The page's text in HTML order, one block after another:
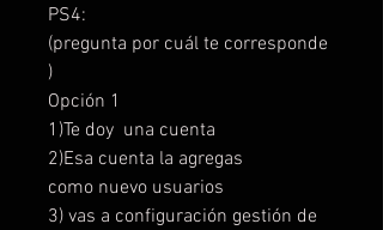
PS4:
(pregunta por cuál te corresponde
)
Opción 1
1)Te doy una cuenta
2)Esa cuenta la agregas
como nuevo usuarios
3) vas a configuración gestión de